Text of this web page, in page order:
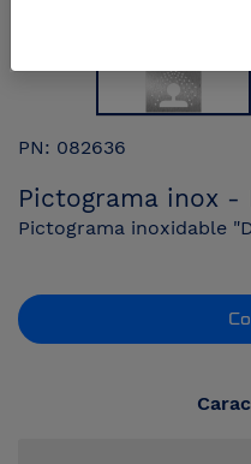
PN: 082636
Pictograma inox -
Pictograma inoxidable